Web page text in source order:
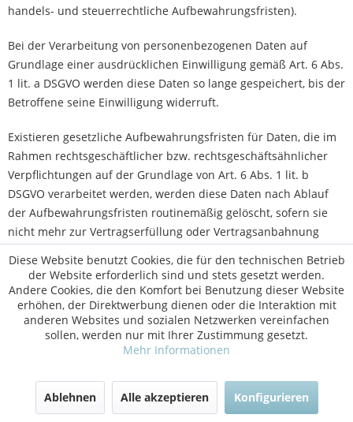
handels- und steuerrechtliche Aufbewahrungsfristen).
Bei der Verarbeitung von personenbezogenen Daten auf
Grundlage einer ausdrücklichen Einwilligung gemäß Art. 6 Abs.
1 lit. a DSGVO werden diese Daten so lange gespeichert, bis der
Betroffene seine Einwilligung widerruft.
Existieren gesetzliche Aufbewahrungsfristen für Daten, die im
Rahmen rechtsgeschäftlicher bzw. rechtsgeschäftsähnlicher
Verpflichtungen auf der Grundlage von Art. 6 Abs. 1 lit. b
DSGVO verarbeitet werden, werden diese Daten nach Ablauf
der Aufbewahrungsfristen routinemäßig gelöscht, sofern sie
nicht mehr zur Vertragserfüllung oder Vertragsanbahnung
Interesse an der Weiterspeicherung fortbesteht.
Bei der Verarbeitung von personenbezogenen Daten auf
Grundlage von Art. 6 Abs. 1 lit. f DSGVO werden diese Daten so
lange gespeichert, bis der Betroffene sein Widerspruchsrecht
zwingende schutzwürdige Gründe für die Verarbeitung
nachweisen, die die Interessen, Rechte und Freiheiten der
betroffenen Person überwiegen, oder die Verarbeitung dient
Diese Website benutzt Cookies, die für den technischen Betrieb
der Website erforderlich sind und stets gesetzt werden.
Andere Cookies, die den Komfort bei Benutzung dieser Website
erhöhen, der Direktwerbung dienen oder die Interaktion mit
anderen Websites und sozialen Netzwerken vereinfachen
sollen, werden nur mit Ihrer Zustimmung gesetzt.
Mehr Informationen
Ablehnen Alle akzeptieren Konfigurieren